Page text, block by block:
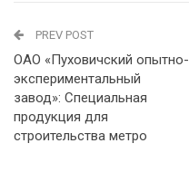
PREV POST
ОАО «Пуховичский опытно-
экспериментальный
завод»: Специальная
продукция для
строительства метро